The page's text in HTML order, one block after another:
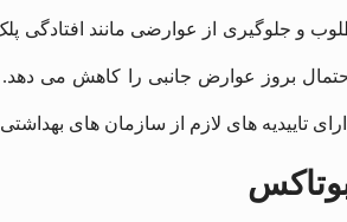
و جلوگیری از عوارضی مانند افتادگی
بروز عوارض جانبی را کاهش می‌ دهد.
تاییدیه ‌های لازم از سازمان ‌های